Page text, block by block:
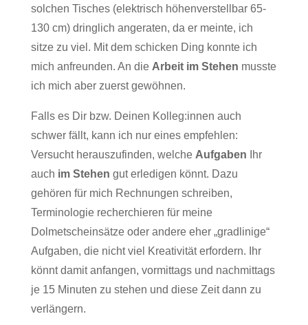
solchen Tisches (elektrisch höhenverstellbar 65-
130 cm) dringlich angeraten, da er meinte, ich
sitze zu viel. Mit dem schicken Ding konnte ich
mich anfreunden. An die Arbeit im Stehen musste
ich mich aber zuerst gewöhnen.
Falls es Dir bzw. Deinen Kolleg:innen auch
schwer fällt, kann ich nur eines empfehlen:
Versucht herauszufinden, welche Aufgaben
Ihr
auch im Stehen gut erledigen könnt. Dazu
gehören für mich Rechnungen schreiben,
Terminologie recherchieren für meine
Dolmetscheinsätze oder andere eher „gradlinige“
Aufgaben, die nicht viel Kreativität erfordern. Ihr
könnt damit anfangen, vormittags und nachmittags
je 15 Minuten zu stehen und diese Zeit dann zu
verlängern.